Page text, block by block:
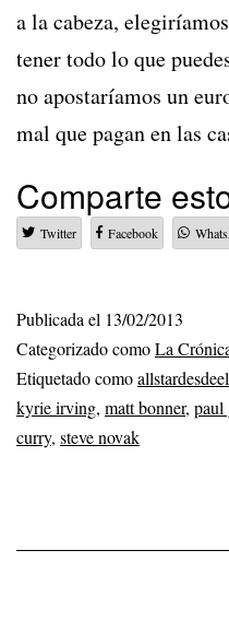
a la cabeza,
tener todo lo que
no apostaríamos un
mal que pagan en las
Comparte
Twitter Facebook
Publicada el 13/02/2013
Categorizado comoLa
Etiquetado como
kyrie irving, matt bonner, paul
curry, steve novak